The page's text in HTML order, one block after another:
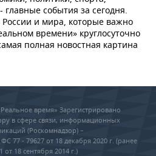
события за сегодня.
России и мира, которые важно
времени» круглосуточно
полная новостная картина
время» Зарегистрировано
в сфере связи, информационных
(Роскомнадзор) –
77 - 79627 от 18 декабря 2020 г. (ранее
18 сентября 2014 г.)